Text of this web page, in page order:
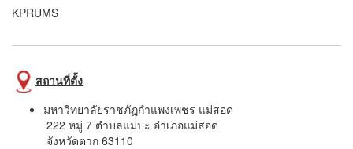
KPRUMS
สถานที่ตั้ง
มหาวิทยาลัยราชภัฏกำแพงเพชร แม่สอด
222 หมู่ 7 ตำบลแม่ปะ อำเภอแม่สอด
จังหวัดตาก 63110